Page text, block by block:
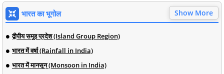
भारत का भूगोल Show More
द्वीपीय समूह प्रदेश (Island Group Region)
भारत में वर्षा (Rainfall in India)
भारत में मानसून (Monsoon in India)